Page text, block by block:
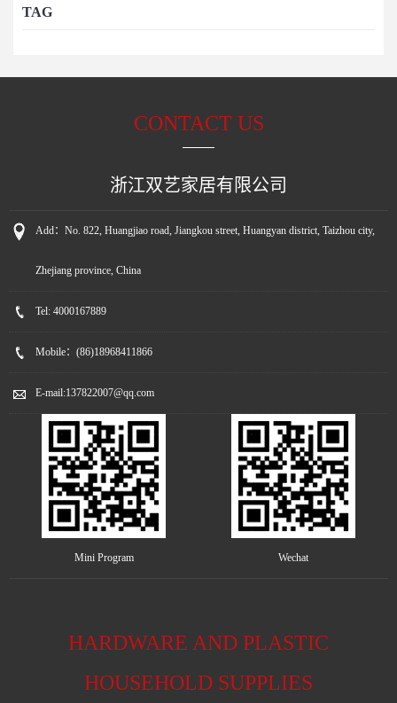
TAG
CONTACT US
浙江双艺家居有限公司
Add： No. 822, Huangjiao road, Jiangkou street, Huangyan district, Taizhou city,
Zhejiang province, China
Tel: 4000167889
Mobile： (86)18968411866
E-mail:137822007@qq.com
Mini Program Wechat
HARDWARE AND PLASTIC
HOUSEHOLD SUPPLIES